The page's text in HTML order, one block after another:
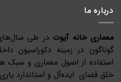
درباره ما
معماری خانه آیوت در طی
گوناگون در زمینه دکوراسیون
استفاده از اصول معماری و سبک
خلق فضای ایده‌آل و استاندارد